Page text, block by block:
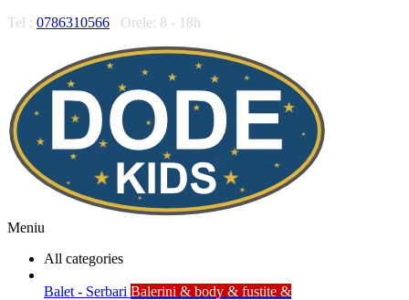
Tel : 0786310566 Orele: 8 - 18h
Meniu
All categories
Balet - Serbari Balerini & body & fustite &